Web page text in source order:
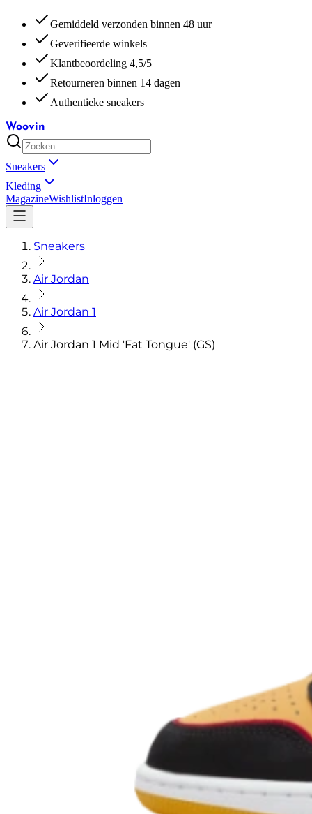
Gemiddeld verzonden binnen 48 uur
Geverifieerde winkels
Klantbeoordeling 4,5/5
Retourneren binnen 14 dagen
Authentieke sneakers
Woovin
Sneakers
Kleding
MagazineWishlistInloggen
Sneakers
Air Jordan
Air Jordan 1
Air Jordan 1 Mid 'Fat Tongue' (GS)